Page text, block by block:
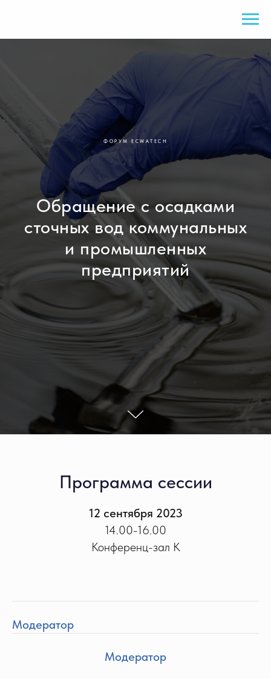
ФОРУМ ECWATECH
Обращение с осадками
сточных вод коммунальных
и промышленных
предприятий
Программа сессии
12 сентября 2023
14.00-16.00
Конференц-зал K
Модератор
Модератор